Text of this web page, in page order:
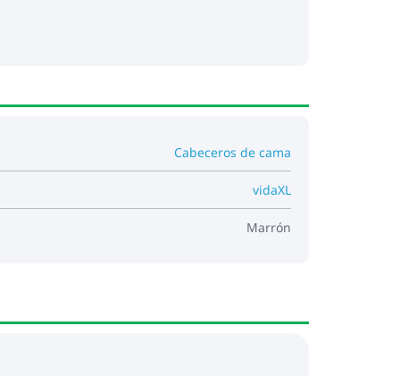
Cabeceros de cama
vidaXL
Marrón